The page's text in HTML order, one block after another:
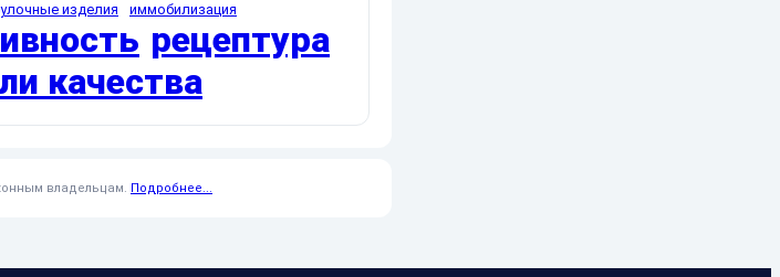
изделия иммобилизация
рецептура
качества
владельцам. Подробнее...